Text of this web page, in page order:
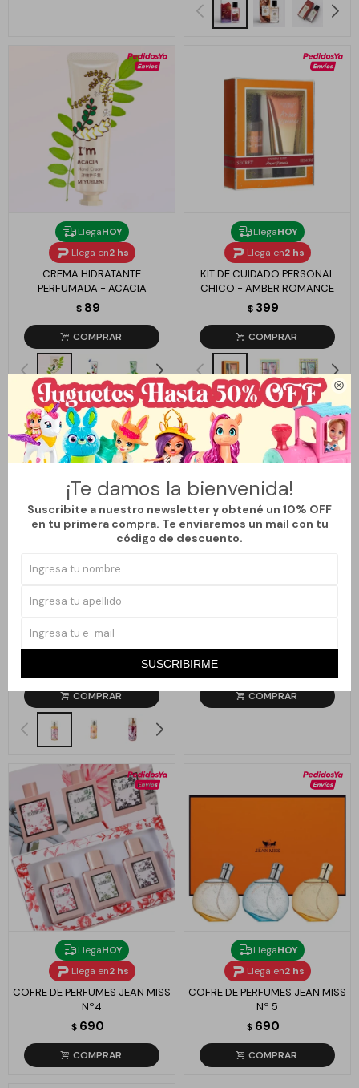

¡Te damos la bienvenida!
Suscribite a nuestro newsletter y obtené un 10% OFF
en tu primera compra. Te enviaremos un mail con tu
código de descuento.
SUSCRIBIRME
LlegaHOY
Llega en2 hs
CREMA HIDRATANTE
PERFUMADA - ACACIA
$ 89
LlegaHOY
Llega en2 hs
KIT DE CUIDADO PERSONAL
CHICO - AMBER ROMANCE
$ 399
BODY SPLASH CHICO - BLING
STAR
Nº3
LlegaHOY
Llega en2 hs
COFRE DE PERFUMES JEAN MISS
Nº4
$ 690
LlegaHOY
Llega en2 hs
COFRE DE PERFUMES JEAN MISS
Nº 5
$ 690